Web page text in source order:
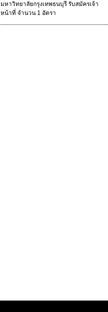
มหาวิทยาลัยกรุงเทพธนบุรี รับสมัครเจ้า
หน้าที่ จำนวน 1 อัตรา